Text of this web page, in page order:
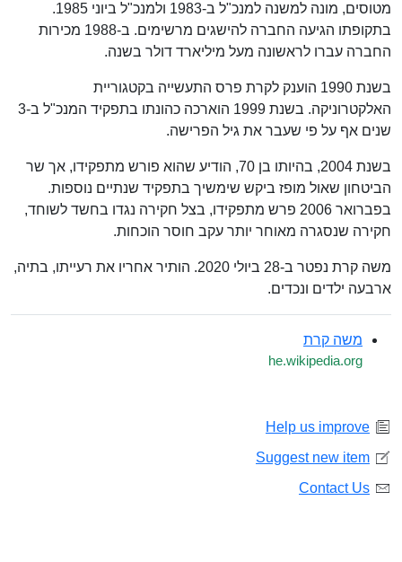
מטוסים, מונה למשנה למנכ"ל ב-1983 ולמנכ"ל ביוני 1985.
בתקופתו הגיעה החברה להישגים מרשימים. ב-1988 מכירות
החברה עברו לראשונה מעל מיליארד דולר בשנה.
בשנת 1990 הוענק לקרת פרס התעשייה בקטגוריית
האלקטרוניקה. בשנת 1999 הוארכה כהונתו בתפקיד המנכ"ל ב-3
שנים אף על פי שעבר את גיל הפרישה.
בשנת 2004, בהיותו בן 70, הודיע שהוא פורש מתפקידו, אך שר
הביטחון שאול מופז ביקש שימשיך בתפקיד שנתיים נוספות.
בפברואר 2006 פרש מתפקידו, בצל חקירה נגדו בחשד לשוחד,
חקירה שנסגרה מאוחר יותר עקב חוסר הוכחות.
משה קרת נפטר ב-28 ביולי 2020. הותיר אחריו את רעייתו, בתיה,
ארבעה ילדים ונכדים.
משה קרת
he.wikipedia.org
Help us improve
Suggest new item
Contact Us